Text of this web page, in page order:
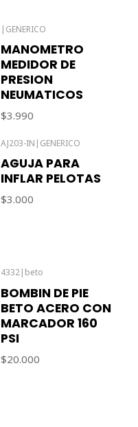
| GENERICO
MANOMETRO
MEDIDOR DE
PRESION
NEUMATICOS
$3.990
AJ203-IN | GENERICO
AGUJA PARA
INFLAR PELOTAS
$3.000
4332| beto
BOMBIN DE PIE
BETO ACERO CON
MARCADOR 160
PSI
$20.000